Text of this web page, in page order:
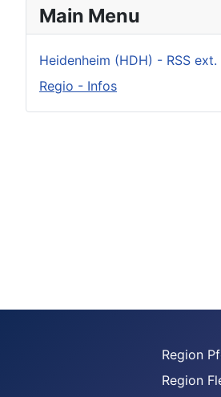
Main Menu
Heidenheim (HDH) - RSS ext.
Regio - Infos
Region
Region